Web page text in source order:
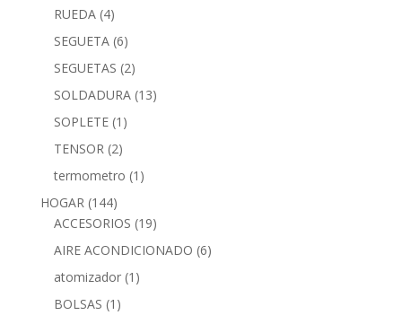
RUEDA (4)
SEGUETA (6)
SEGUETAS (2)
SOLDADURA (13)
SOPLETE (1)
TENSOR (2)
termometro (1)
HOGAR (144)
ACCESORIOS (19)
AIRE ACONDICIONADO (6)
atomizador (1)
BOLSAS (1)